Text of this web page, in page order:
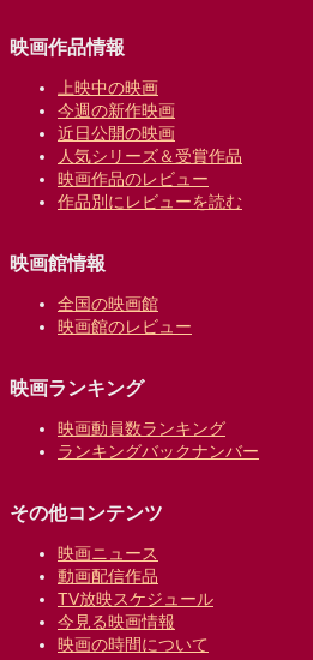
映画作品情報
上映中の映画
今週の新作映画
近日公開の映画
人気シリーズ＆受賞作品
映画作品のレビュー
作品別にレビューを読む
映画館情報
全国の映画館
映画館のレビュー
映画ランキング
映画動員数ランキング
ランキングバックナンバー
その他コンテンツ
映画ニュース
動画配信作品
TV放映スケジュール
今見る映画情報
映画の時間について